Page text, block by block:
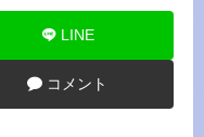
LINE
コメント